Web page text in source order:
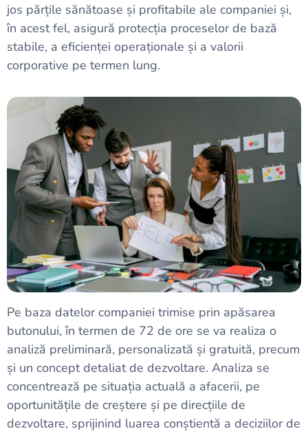
jos părțile sănătoase și profitabile ale companiei și,
în acest fel, asigură protecția proceselor de bază
stabile, a eficienței operaționale și a valorii
corporative pe termen lung.
Pe baza datelor companiei trimise prin apăsarea
butonului, în termen de 72 de ore se va realiza o
analiză preliminară, personalizată și gratuită, precum
și un concept detaliat de dezvoltare. Analiza se
concentrează pe situația actuală a afacerii, pe
oportunitățile de creștere și pe direcțiile de
dezvoltare, sprijinind luarea conștientă a deciziilor de